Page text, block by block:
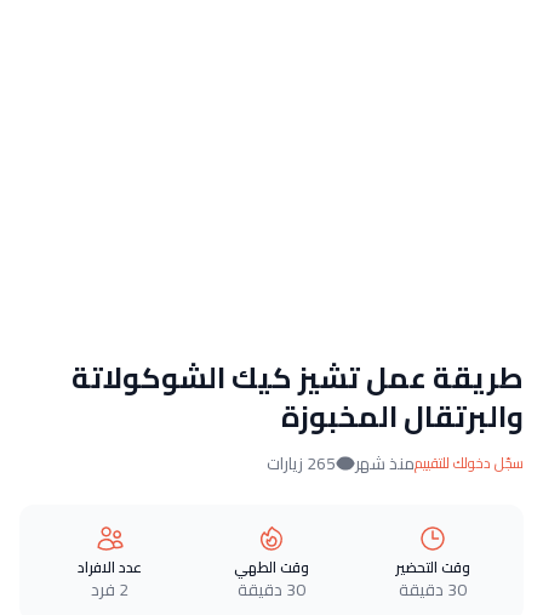
طريقة عمل تشيز كيك الشوكولاتة
والبرتقال المخبوزة
سجّل دخولك للتقييممنذ شهر 265 زيارات
وقت التحضير
30 دقيقة
وقت الطهي
30 دقيقة
عدد الافراد
2 فرد